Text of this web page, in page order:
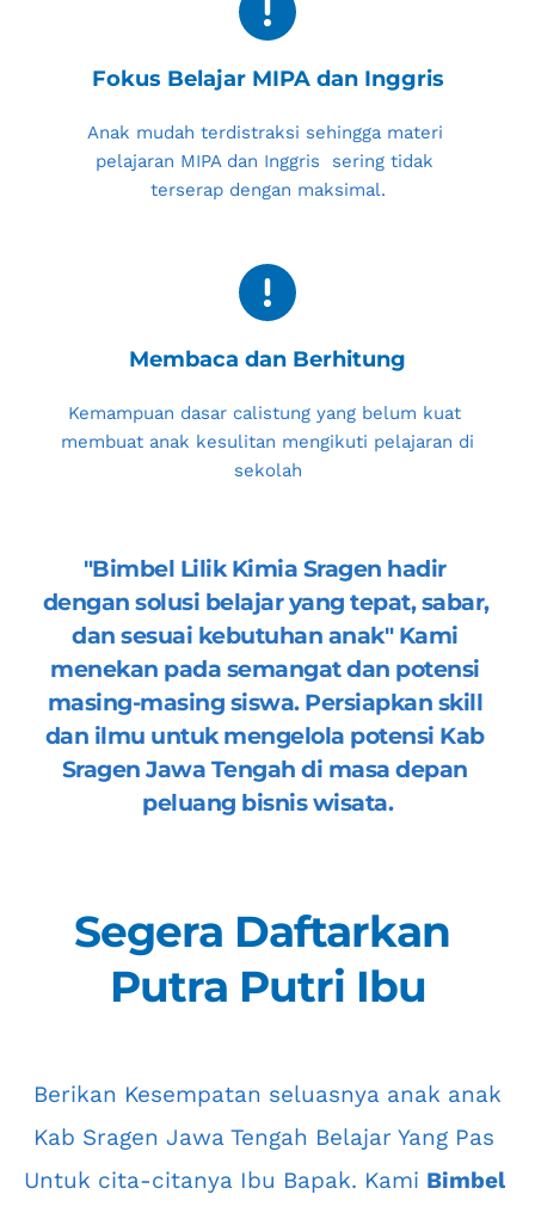
Fokus Belajar MIPA dan Inggris
Anak mudah terdistraksi sehingga materi
pelajaran MIPA dan Inggris  sering tidak
terserap dengan maksimal.
Membaca dan Berhitung
Kemampuan dasar calistung yang belum kuat
membuat anak kesulitan mengikuti pelajaran di
sekolah
"Bimbel Lilik Kimia Sragen hadir
dengan solusi belajar yang tepat, sabar,
dan sesuai kebutuhan anak" Kami
menekan pada semangat dan potensi
masing-masing siswa. Persiapkan skill
dan ilmu untuk mengelola potensi Kab
Sragen Jawa Tengah di masa depan
peluang bisnis wisata.
Segera Daftarkan
Putra Putri Ibu
Kab Sragen Jawa Tengah Belajar Yang Pas
Untuk cita-citanya Ibu Bapak. Kami Bimbel